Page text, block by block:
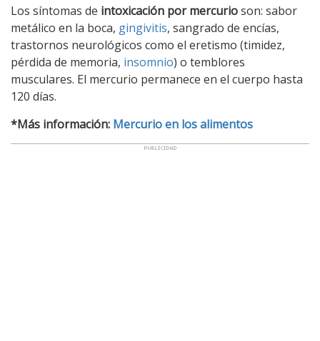
Los síntomas de intoxicación por mercurioson: sabor
metálico en la boca, gingivitis, sangrado de encías,
trastornos neurológicos como el eretismo (timidez,
pérdida de memoria, insomnio) o temblores
musculares. El mercurio permanece en el cuerpo hasta
120 días.
*Más información: Mercurio en los alimentos